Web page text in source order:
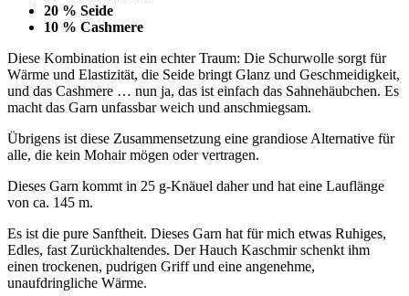
20 % Seide
10 % Cashmere
Diese Kombination ist ein echter Traum: Die Schurwolle sorgt für
Wärme und Elastizität, die Seide bringt Glanz und Geschmeidigkeit,
und das Cashmere … nun ja, das ist einfach das Sahnehäubchen. Es
macht das Garn unfassbar weich und anschmiegsam.
Übrigens ist diese Zusammensetzung eine grandiose Alternative für
alle, die kein Mohair mögen oder vertragen.
Dieses Garn kommt in 25 g-Knäuel daher und hat eine Lauflänge
von ca. 145 m.
Es ist die pure Sanftheit. Dieses Garn hat für mich etwas Ruhiges,
Edles, fast Zurückhaltendes. Der Hauch Kaschmir schenkt ihm
einen trockenen, pudrigen Griff und eine angenehme,
unaufdringliche Wärme.